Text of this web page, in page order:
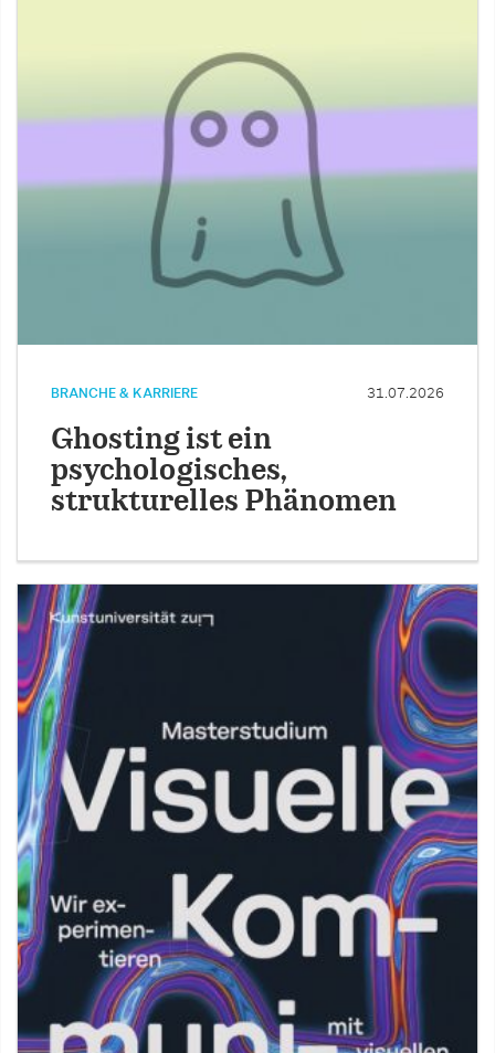
BRANCHE & KARRIERE 31.07.2026
Ghosting ist ein
psychologisches,
strukturelles Phänomen